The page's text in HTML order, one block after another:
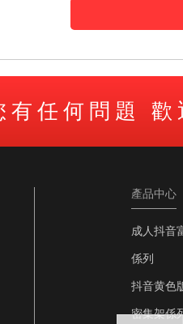
有任何問題
產品中心
成人抖音
係列
抖音黄色
密集架係